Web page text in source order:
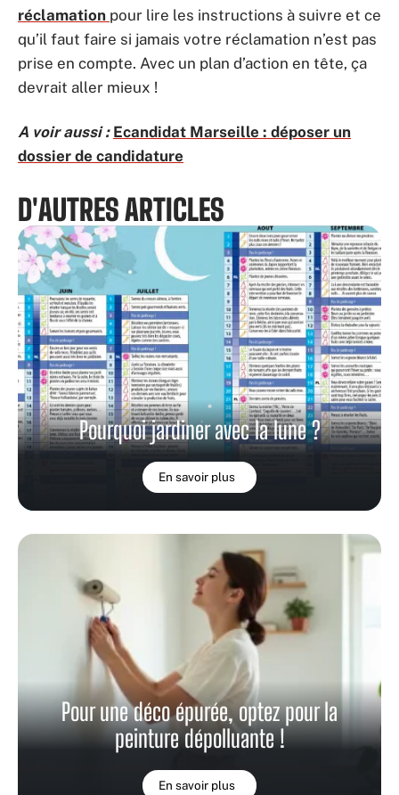
réclamation pour lire les instructions à suivre et ce
qu’il faut faire si jamais votre réclamation n’est pas
prise en compte. Avec un plan d’action en tête, ça
devrait aller mieux !
A voir aussi : Ecandidat Marseille : déposer un
dossier de candidature
D'AUTRES ARTICLES
Pourquoi jardiner avec la lune ?
En savoir plus
Pour une déco épurée, optez pour la
peinture dépolluante !
En savoir plus